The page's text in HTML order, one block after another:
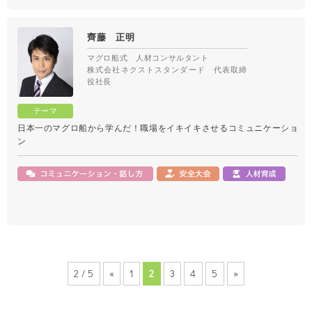
齊藤 正明
マグロ船式 人材コンサルタント
株式会社ネクストスタンダード 代表取締
役社長
日本一のマグロ船から学んだ！職場をイキイキさせるコミュニケーショ
ン
2 / 5 « 1 2 3 4 5 »